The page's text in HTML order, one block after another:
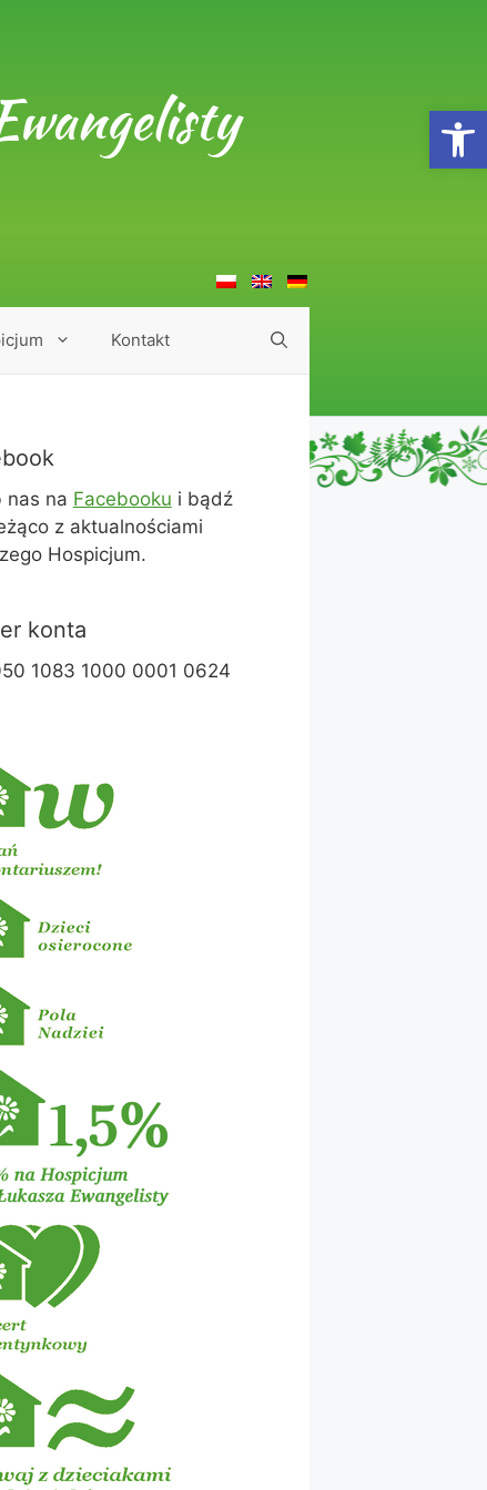
Kontakt
nas na Facebooku i bądź
z aktualnościami
Hospicjum.
konta
1083 1000 0001 0624